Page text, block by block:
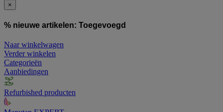
×
% nieuwe artikelen: Toegevoegd
Naar winkelwagen
Verder winkelen
Categorieën
Aanbiedingen
Refurbished producten